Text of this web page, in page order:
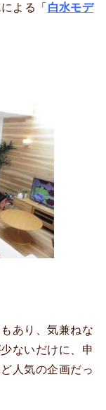
よる「 白水モデ
あり、気兼ねな
ないだけに、申
人気の企画だっ